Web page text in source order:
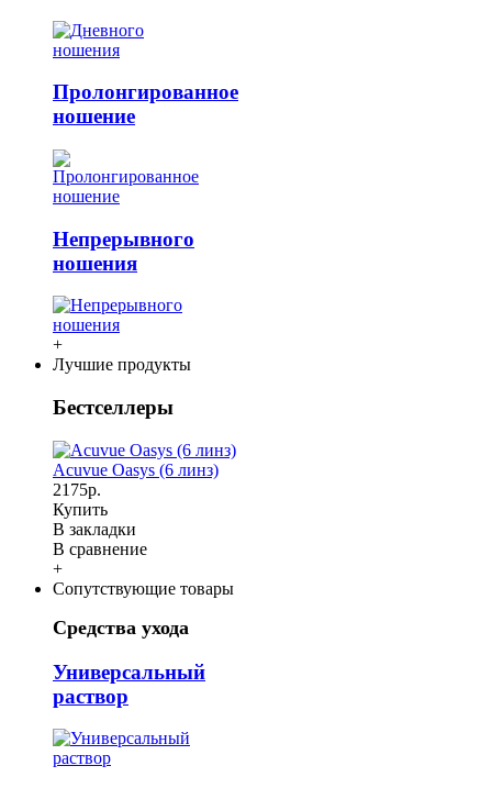
Пролонгированное
ношение
Непрерывного
ношения
+
Лучшие продукты
Бестселлеры
Acuvue Oasys (6 линз)
2175р.
Купить
В закладки
В сравнение
+
Сопутствующие товары
Средства ухода
Универсальный
раствор